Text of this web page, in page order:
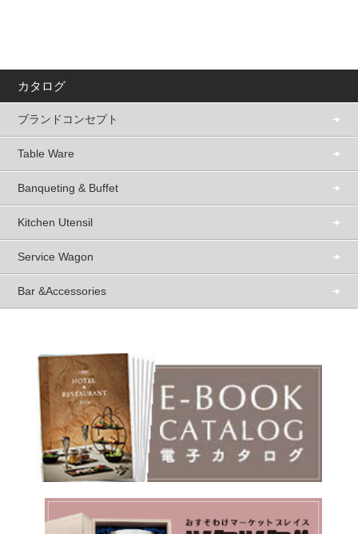
カタログ
ブランドコンセプト
Table Ware
Banqueting & Buffet
Kitchen Utensil
Service Wagon
Bar &Accessories